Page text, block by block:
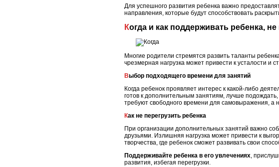
Для успешного развития ребенка важно
направления, которые будут способствовать
Когда и как поддерживать ребенка,
Многие родители стремятся развить таланты
чрезмерная нагрузка может привести к усталости и
Выбор подходящего времени для занятий
Когда ребенок проявляет интерес к какой-либо
готов к дополнительным занятиям, лучше
требуют свободного времени для самовыражения,
Как не перегрузить ребенка
При организации дополнительных занятий важно
друзьями. Излишняя нагрузка может привести к
творчества, где ребенок сможет развивать свои
Поддерживайте ребенка в его увлечениях,
развития, избегая перегрузки.